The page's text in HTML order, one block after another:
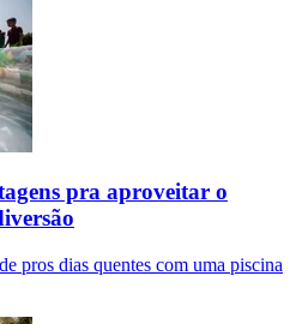
pra aproveitar o
pros dias quentes com uma piscina